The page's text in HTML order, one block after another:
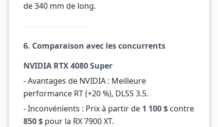
de 340 mm de long.
6. Comparaison avec les concurrents
NVIDIA RTX 4080 Super
- Avantages de NVIDIA : Meilleure
performance RT (+20 %), DLSS 3.5.
- Inconvénients : Prix à partir de 1 100 $contre
850 $pour la RX 7900 XT.